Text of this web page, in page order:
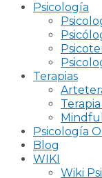
Psicología
Terapias
Psicología
Blog
WIKI
Wiki